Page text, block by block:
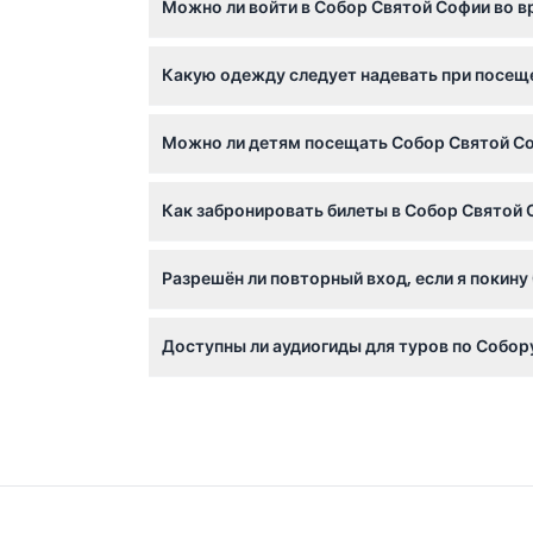
включая длительное закрытие во время
Можно ли войти в Собор Святой Софии во
Планируйте визит вне этого времени,
Какую одежду следует надевать при
покрывать голову платком, мужчинам
Можно ли детям посещать Собор Святой
режим.
Как забронировать билеты в Собор Святой
обстоятельствах.
Разрешён ли повторный вход, если я
перерывов.
Доступны ли аудиогиды для туров по